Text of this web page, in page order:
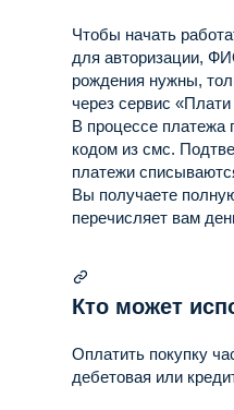
Чтобы начать
для авторизации,
рождения нужны,
через сервис
В процессе платежа
кодом из смс.
платежи
Вы получаете
перечисляет вам
Кто может
Оплатить покупку
дебетовая или